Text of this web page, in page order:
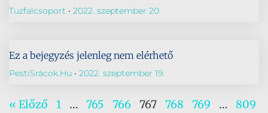
Tuzfalcsoport 2022. szeptember 20.
Ez a bejegyzés jelenleg nem elérhető
PestiSrácok.hu 2022. szeptember 19.
« Előző 1 … 765 766 767 768 769 …
809